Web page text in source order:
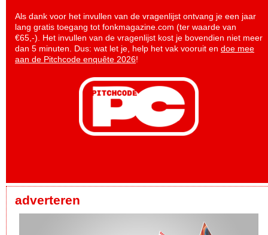
Als dank voor het invullen van de vragenlijst ontvang je een jaar
lang gratis toegang tot fonkmagazine.com (ter waarde van
€65,-). Het invullen van de vragenlijst kost je bovendien niet meer
dan 5 minuten. Dus: wat let je, help het vak vooruit en doe mee
aan de Pitchcode enquête 2026!
adverteren